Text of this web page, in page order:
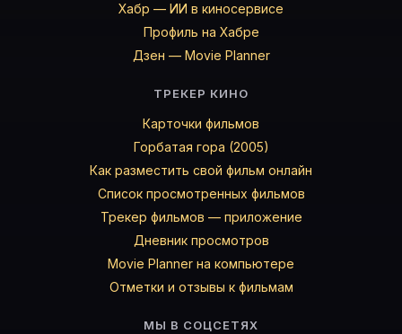
Хабр — ИИ в киносервисе
Профиль на Хабре
Дзен — Movie Planner
ТРЕКЕР КИНО
Карточки фильмов
Горбатая гора (2005)
Как разместить свой фильм онлайн
Список просмотренных фильмов
Трекер фильмов — приложение
Дневник просмотров
Movie Planner на компьютере
Отметки и отзывы к фильмам
МЫ В СОЦСЕТЯХ